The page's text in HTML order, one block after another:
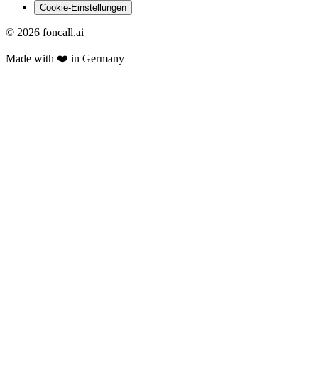
Cookie-Einstellungen
© 2026 foncall.ai
Made with ❤️ in Germany